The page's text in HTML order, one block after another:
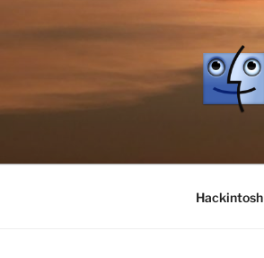
Hackintosh